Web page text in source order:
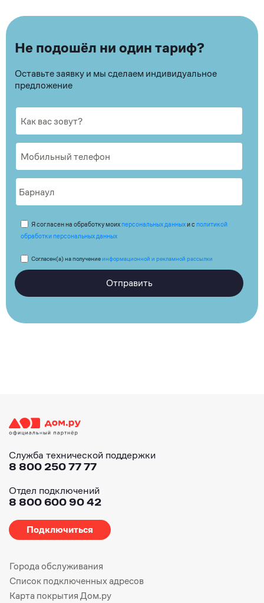
Не подошёл ни один тариф?
Оставьте заявку и мы сделаем индивидуальное
предложение
Я согласен на обработку моих персональных данныхи с политикой
обработки персональных данных
Согласен(а) на получениеинформационной и рекламной рассылки
Отправить
Служба технической поддержки
8 800 250 77 77
Отдел подключений
8 800 600 90 42
Подключиться
Города обслуживания
Список подключенных адресов
Карта покрытия Дом.ру